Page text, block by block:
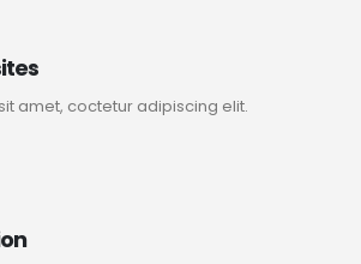
amet, coctetur adipiscing elit.